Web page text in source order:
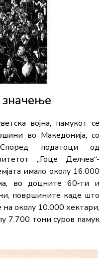
значење
војна, памукот се
во Македонија, со
податоци од
„Гоце Делчев“-
имало околу 16.000
во доцните 60‑ти и
површините каде што
на околу 10.000 хектари,
7.700 тони суров памук